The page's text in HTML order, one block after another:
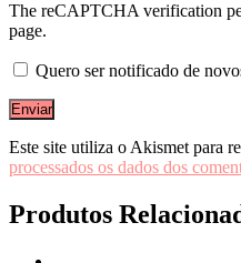
The reCAPTCHA verification
page.
Quero ser notificado de
Este site utiliza o Akismet para
processados os dados dos
Produtos